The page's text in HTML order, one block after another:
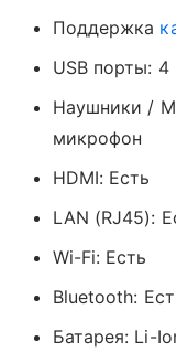
Поддержка
USB порты: 4
Наушники /
микрофон
HDMI: Есть
LAN (RJ45):
Wi-Fi: Есть
Bluetooth:
Батарея: Li-